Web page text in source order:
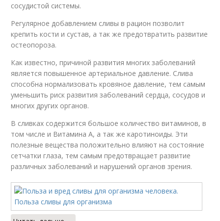
сосудистой системы.
Регулярное добавлением сливы в рацион позволит
крепить кости и сустав, а так же предотвратить развитие
остеопороза.
Как известно, причиной развития многих заболеваний
является повышенное артериальное давление. Слива
способна нормализовать кровяное давление, тем самым
уменьшить риск развития заболеваний сердца, сосудов и
многих других органов.
В сливках содержится большое количество витаминов, в
том числе и Витамина А, а так же каротиноиды. Эти
полезные вещества положительно влияют на состояние
сетчатки глаза, тем самым предотвращает развитие
различных заболеваний и нарушений органов зрения.